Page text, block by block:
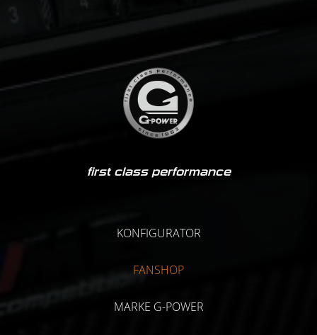
first class performance
KONFIGURATOR
FANSHOP
MARKE G-POWER